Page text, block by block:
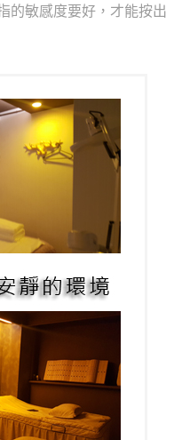
的敏感度要好，才能按出